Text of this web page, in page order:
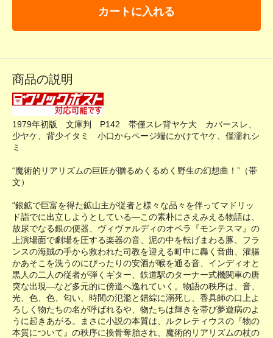
カートに入れる
商品の説明
1979年初版 文庫判 P142 帯僅スレ背ヤケ大 カバースレ、
少ヤケ、背少イタミ 小口からページ端にかけてヤケ、僅濡れシ
ミ
“魔術的リアリズムの巨匠が贈るめくるめく野生の幻想曲！”（帯
文）
“銀鉱で巨富を得た鉱山主が従者と様々な品々を伴ってマドリッ
ド詣でに出立しようとしている―この素朴にさえみえる物語は、
放尿でなる銀の便器、ヴィヴァルディのオペラ『モンテスマ』の
上演場面で劇場を圧する楽器の音、泥の中を転げまわる豚、フラ
ンスの海賊の手から救われた司教を迎える町中に轟く音曲、灌腸
かあそこを洗うのにぴったりの安酒が喉を通る音、インディオと
黒人の二人の従者が弾くギター、鉄道駅のターナー式機関車の唐
突な出現―など多元的に傍道へ逸れていく。物語の秩序は、音、
光、色、色、匂い、時間の氾濫と錯綜に溺死し、香具師の口上よ
ろしく物たちの名が呼ばれるや、物たちは輝きを帯び夢遊病のよ
うに起きあがる。まさに小説の本質は、ルクレティウスの『物の
本質について』の秩序に換骨奪胎され、魔術的リアリズムの杖の